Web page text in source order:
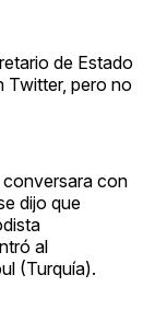
de Estado
Twitter, pero no
conversara con
dijo que
al
(Turquía).